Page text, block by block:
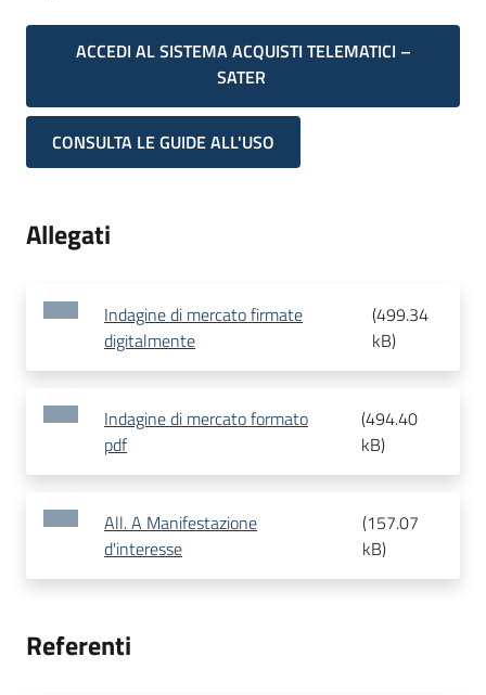
ACCEDI AL SISTEMA ACQUISTI TELEMATICI –
SATER
CONSULTA LE GUIDE ALL'USO
Allegati
Indagine di mercato firmate
digitalmente
(499.34
kB)
Indagine di mercato formato
pdf
(494.40
kB)
All. A Manifestazione
d'interesse
(157.07
kB)
Referenti